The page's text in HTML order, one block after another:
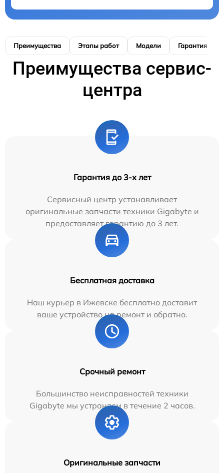
Преимущества Этапы работ Модели Гарантия
Преимущества сервис-
центра
Гарантия до 3-х лет
Сервисный центр устанавливает
оригинальные запчасти техники Gigabyte и
предоставляет гарантию до 3 лет.
Бесплатная доставка
Наш курьер в Ижевске бесплатно доставит
ваше устройство на ремонт и обратно.
Срочный ремонт
Большинство неисправностей техники
Gigabyte мы устраняем в течение 2 часов.
Оригинальные запчасти